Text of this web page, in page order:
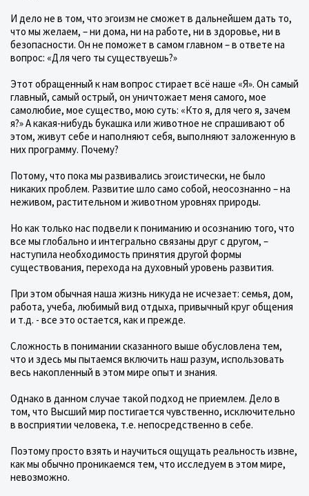
И дело не в том, что эгоизм не сможет в дальнейшем дать то,
что мы желаем, – ни дома, ни на работе, ни в здоровье, ни в
безопасности. Он не поможет в самом главном – в ответе на
вопрос: «Для чего ты существуешь?»
Этот обращенный к нам вопрос стирает всё наше «Я». Он самый
главный, самый острый, он уничтожает меня самого, мое
самолюбие, мое существо, мою суть: «Кто я, для чего я, зачем
я?» А какая-нибудь букашка или животное не спрашивают об
этом, живут себе и наполняют себя, выполняют заложенную в
них программу. Почему?
Потому, что пока мы развивались эгоистически, не было
никаких проблем. Развитие шло само собой, неосознанно – на
неживом, растительном и животном уровнях природы.
Но как только нас подвели к пониманию и осознанию того, что
все мы глобально и интегрально связаны друг с другом, –
наступила необходимость принятия другой формы
существования, перехода на духовный уровень развития.
При этом обычная наша жизнь никуда не исчезает: семья, дом,
работа, учеба, любимый вид отдыха, привычный круг общения
и т.д. - все это остается, как и прежде.
Сложность в понимании сказанного выше обусловлена тем,
что и здесь мы пытаемся включить наш разум, использовать
весь накопленный в этом мире опыт и знания.
Однако в данном случае такой подход не приемлем. Дело в
том, что Высший мир постигается чувственно, исключительно
в восприятии человека, т.е. непосредственно в себе.
Поэтому просто взять и научиться ощущать реальность извне,
как мы обычно проникаемся тем, что исследуем в этом мире,
невозможно.